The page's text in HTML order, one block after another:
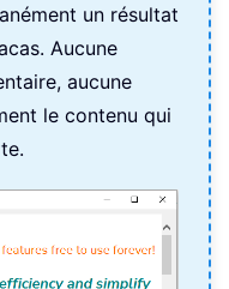
un résultat
Aucune
aucune
le contenu qui